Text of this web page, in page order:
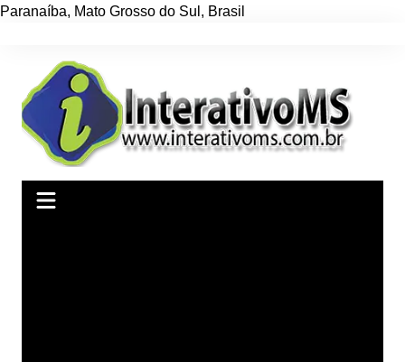
Paranaíba, Mato Grosso do Sul , Brasil
conteúdo